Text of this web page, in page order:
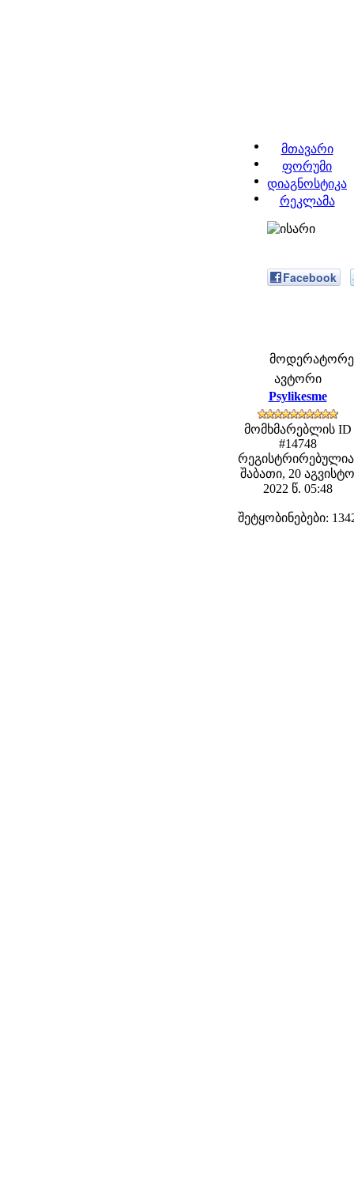
მთავარი
ფორუმი
დიაგნოსტიკა
რეკლამა
Facebook
ავტორი
Psylikesme
მომხმარებლის ID
#14748
შაბათი, 20 აგვისტო
2022 წ. 05:48
შეტყობინებები: